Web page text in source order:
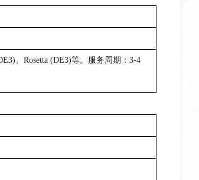
、Rosetta (DE3)等。 服务周期：3-4